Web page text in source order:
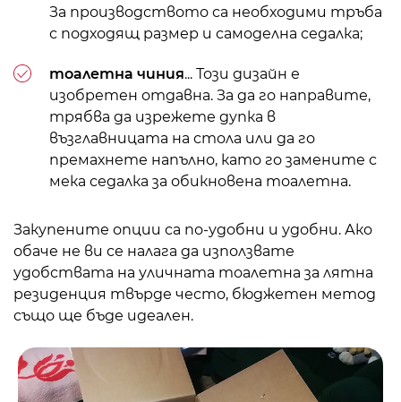
За производството са необходими тръба
с подходящ размер и самоделна седалка;
тоалетна чиния... Този дизайн е
изобретен отдавна. За да го направите,
трябва да изрежете дупка в
възглавницата на стола или да го
премахнете напълно, като го замените с
мека седалка за обикновена тоалетна.
Закупените опции са по-удобни и удобни. Ако
обаче не ви се налага да използвате
удобствата на уличната тоалетна за лятна
резиденция твърде често, бюджетен метод
също ще бъде идеален.